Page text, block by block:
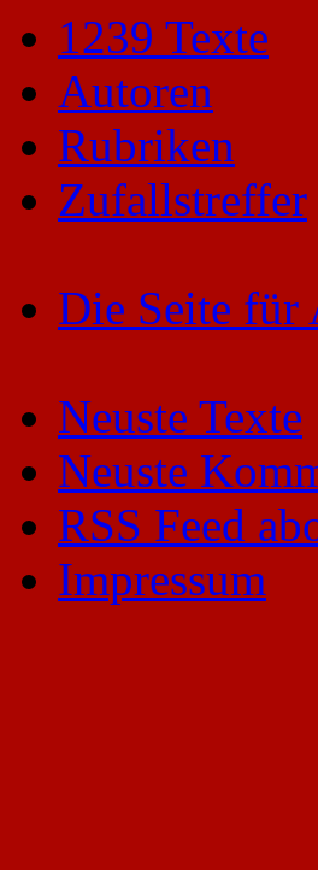
1239 Texte
Autoren
Rubriken
Zufallstreffer
Die Seite für
Neuste Texte
Neuste
RSS Feed
Impressum